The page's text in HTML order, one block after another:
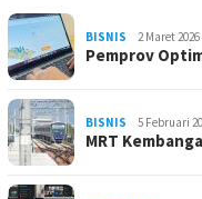
BISNIS 2 Maret 2026
Pemprov
BISNIS 5 Februari
MRT